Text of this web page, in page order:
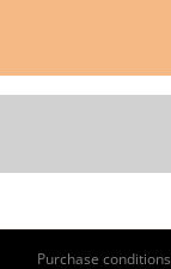
Purchase conditions